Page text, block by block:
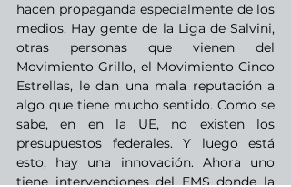
hacen propaganda especialmente de los
medios. Hay gente de la Liga de Salvini,
otras personas que vienen del
Movimiento Grillo, el Movimiento Cinco
Estrellas, le dan una mala reputación a
algo que tiene mucho sentido. Como se
sabe, en en la UE, no existen los
presupuestos federales. Y luego está
esto, hay una innovación. Ahora uno
tiene intervenciones del EMS donde la